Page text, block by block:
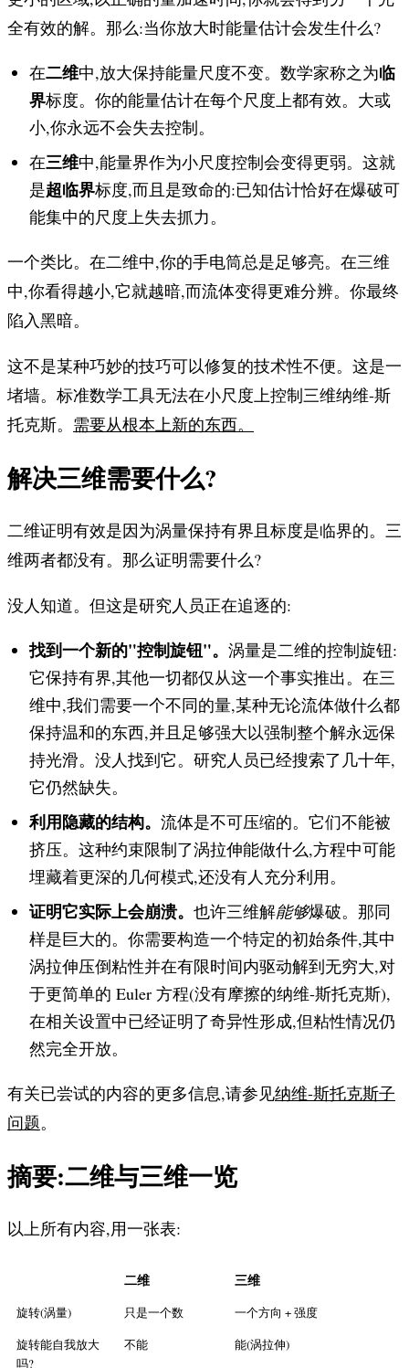
全有效的解。那么:当你放大时能量估计会发生什么?
在二维中,放大保持能量尺度不变。数学家称之为临
界标度。你的能量估计在每个尺度上都有效。大或
小,你永远不会失去控制。
在三维中,能量界作为小尺度控制会变得更弱。这就
是超临界标度,而且是致命的:已知估计恰好在爆破可
能集中的尺度上失去抓力。
一个类比。在二维中,你的手电筒总是足够亮。在三维
中,你看得越小,它就越暗,而流体变得更难分辨。你最终
陷入黑暗。
这不是某种巧妙的技巧可以修复的技术性不便。这是一
堵墙。标准数学工具无法在小尺度上控制三维纳维-斯
托克斯。 需要从根本上新的东西。
解决三维需要什么?
二维证明有效是因为涡量保持有界且标度是临界的。三
维两者都没有。那么证明需要什么?
没人知道。但这是研究人员正在追逐的:
找到一个新的"控制旋钮"。 涡量是二维的控制旋钮:
它保持有界,其他一切都仅从这一个事实推出。在三
维中,我们需要一个不同的量,某种无论流体做什么都
保持温和的东西,并且足够强大以强制整个解永远保
持光滑。没人找到它。研究人员已经搜索了几十年,
它仍然缺失。
利用隐藏的结构。 流体是不可压缩的。它们不能被
挤压。这种约束限制了涡拉伸能做什么,方程中可能
埋藏着更深的几何模式,还没有人充分利用。
证明它实际上会崩溃。 也许三维解能够爆破。那同
样是巨大的。你需要构造一个特定的初始条件,其中
涡拉伸压倒粘性并在有限时间内驱动解到无穷大,对
于更简单的 Euler 方程(没有摩擦的纳维-斯托克斯),
在相关设置中已经证明了奇异性形成,但粘性情况仍
然完全开放。
有关已尝试的内容的更多信息,请参见纳维-斯托克斯子
问题。
摘要:二维与三维一览
以上所有内容,用一张表:
二维 三维
旋转(涡量) 只是一个数
一个方向 + 强度
旋转能自我放大
吗?
不能 能(涡拉伸)